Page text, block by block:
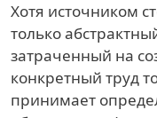
Хотя источником
только
затраченный на
конкретный труд
принимает